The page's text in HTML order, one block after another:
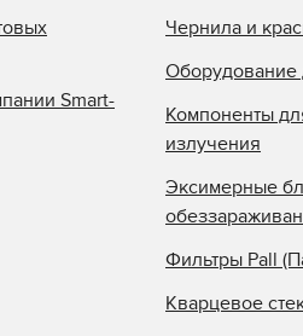
Smart-
Чернила и
Оборудование
Компоненты
излучения
Эксимерные
Фильтры Pall
Кварцевое